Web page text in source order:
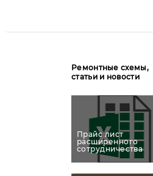
Ремонтные схемы,
статьи и новости
Прайс лист
расширенного
сотрудничества